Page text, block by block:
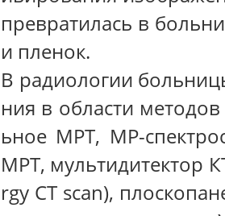
превратилась в
и пленок.
В радиологии
ния в области
ьное МРТ, МР-
МРТ, мультидитектор
rgy CT scan),